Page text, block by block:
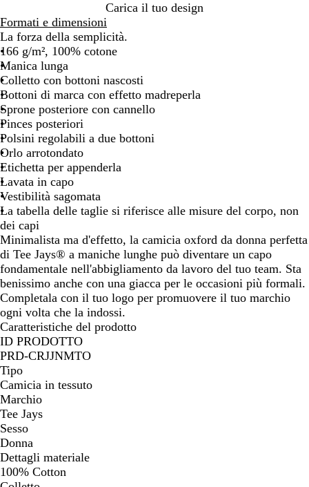
Carica il tuo design
Formati e dimensioni
La forza della semplicità.
166 g/m², 100% cotone
Manica lunga
Colletto con bottoni nascosti
Bottoni di marca con effetto madreperla
Sprone posteriore con cannello
Pinces posteriori
Polsini regolabili a due bottoni
Orlo arrotondato
Etichetta per appenderla
Lavata in capo
Vestibilità sagomata
La tabella delle taglie si riferisce alle misure del corpo, non
dei capi
Minimalista ma d'effetto, la camicia oxford da donna perfetta
di Tee Jays® a maniche lunghe può diventare un capo
fondamentale nell'abbigliamento da lavoro del tuo team. Sta
benissimo anche con una giacca per le occasioni più formali.
Completala con il tuo logo per promuovere il tuo marchio
ogni volta che la indossi.
Caratteristiche del prodotto
ID PRODOTTO
PRD-CRJJNMTO
Tipo
Camicia in tessuto
Marchio
Tee Jays
Sesso
Donna
Dettagli materiale
100% Cotton